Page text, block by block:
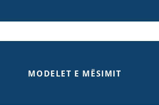
MODELET E MËSIMIT